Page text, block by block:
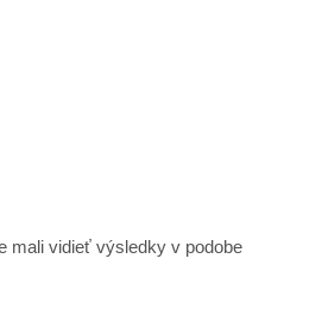
mali vidieť výsledky v podobe